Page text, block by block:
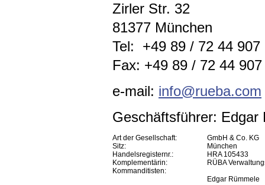
Zirler Str. 32
81377 München
Tel: +49 89 / 72 44
Fax: +49 89 / 72 44
e-mail: info@rueba.com
Geschäftsführer: Edgar
Art der Gesellschaft:
GmbH & Co. KG
Sitz:
München
Handelsregisternr.:
HRA 105433
Komplementärin:
RÜBA
Kommanditisten:
Edgar Rümmele